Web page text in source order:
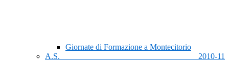
Giornate di Formazione a Montecitorio
A.S. 2010-11